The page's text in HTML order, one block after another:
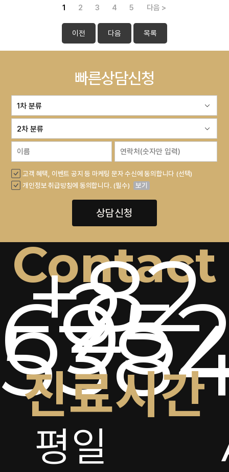
1 2 3 4 5 다음 >
이전 다음 목록
빠른상담신청
고객 혜택, 이벤트 공지 등 마케팅 문자 수신에 동의합니다 (선택)
개인정보 취급방침에 동의합니다. (필수)
보기
상담신청
Contact
+82
2-
진료시간
평일